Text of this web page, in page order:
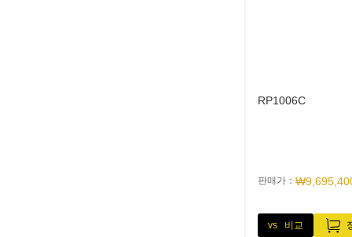
RP1006C
판매가：
vs 비교